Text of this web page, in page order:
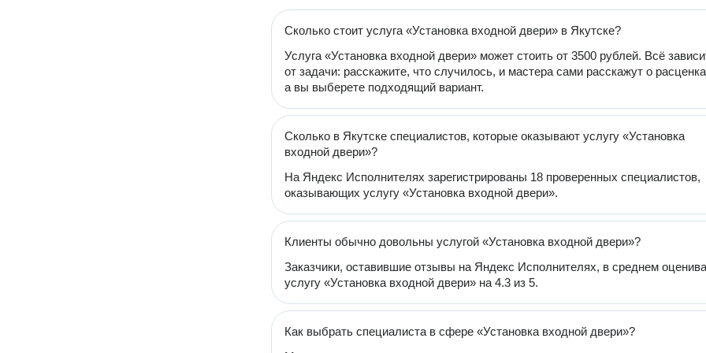
Сколько стоит услуга «Установка входной двери» в Якутске?
Услуга «Установка входной двери» может стоить от 3500 рублей. Всё
от задачи: расскажите, что случилось, и мастера сами расскажут о
а вы выберете подходящий вариант.
Сколько в Якутске специалистов, которые оказывают услугу «Установка
входной двери»?
На Яндекс Исполнителях зарегистрированы 18 проверенных специалистов,
оказывающих услугу «Установка входной двери».
Клиенты обычно довольны услугой «Установка входной двери»?
Заказчики, оставившие отзывы на Яндекс Исполнителях, в среднем
услугу «Установка входной двери» на 4.3 из 5.
Как выбрать специалиста в сфере «Установка входной двери»?